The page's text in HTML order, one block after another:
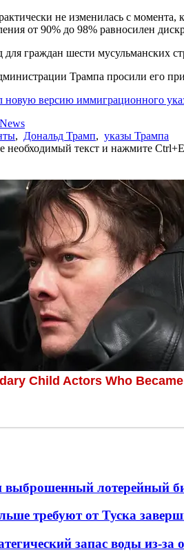
не изменилась с момента,
от 90% до 98% равносилен
для граждан шести
Трампа просили его
новую версию иммиграционного
, Дональд Трамп, указы Трампа
необходимый текст и нажмите
выброшенный лотерейный
требуют от Туска
запас воды из-за